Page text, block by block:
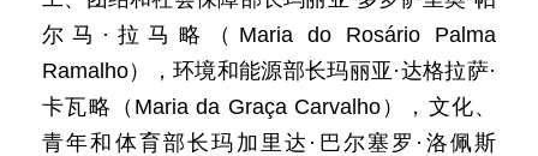
尔马·拉马略（Maria do Rosário Palma
Ramalho），环境和能源部长玛丽亚·达格拉萨·
卡瓦略（Maria da Graça Carvalho），文化、
青年和体育部长玛加里达·巴尔塞罗·洛佩斯